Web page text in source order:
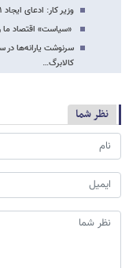
وزیر کار: ادعای ایجاد ۱ میلیون شغل درست است
«سیاست» اقتصاد ما
کالابرگ…
نظر شما